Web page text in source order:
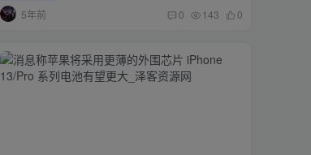
5年前 0 143 0